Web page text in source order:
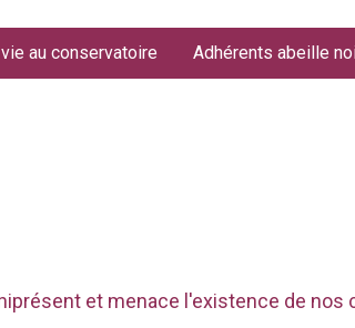
au conservatoire Adhérents abeille
et menace l'existence de nos